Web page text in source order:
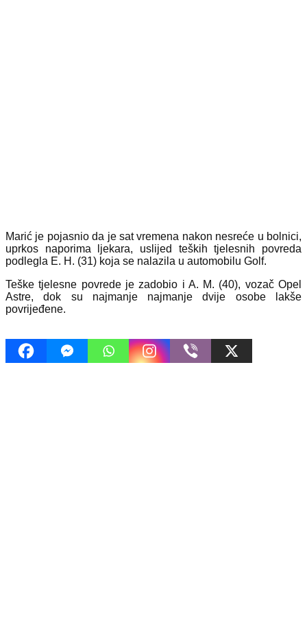
Marić je pojasnio da je sat vremena nakon nesreće u bolnici,
uprkos naporima ljekara, uslijed teških tjelesnih povreda
podlegla E. H. (31) koja se nalazila u automobilu Golf.
Teške tjelesne povrede je zadobio i A. M. (40), vozač Opel
Astre, dok su najmanje najmanje dvije osobe lakše
povrijeđene.